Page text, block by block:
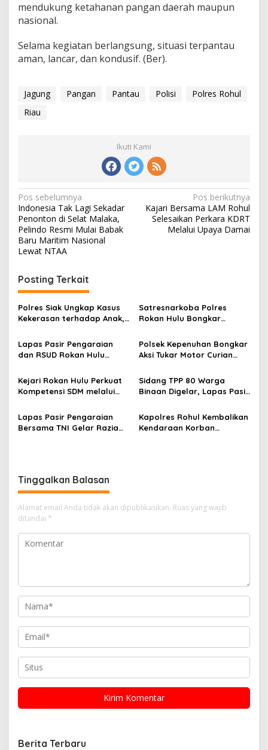
mendukung ketahanan pangan daerah maupun
nasional.
Selama kegiatan berlangsung, situasi terpantau
aman, lancar, dan kondusif. (Ber).
Jagung Pangan Pantau Polisi
Polres Rohul
Riau
Ikuti Kami
Navigasi
pos
Pos sebelumnya
Indonesia Tak Lagi Sekadar
Penonton di Selat Malaka,
Pelindo Resmi Mulai Babak
Baru Maritim Nasional
Lewat NTAA
Pos berikutnya
Kajari Bersama LAM Rohul
Selesaikan Perkara KDRT
Melalui Upaya Damai
Posting Terkait
Polres Siak Ungkap Kasus
Kekerasan terhadap Anak,
Satresnarkoba Polres
Rokan Hulu Bongkar
Pelaku Ditangkap di
Perkebunan Sawit
Lapas Pasir Pengaraian
dan RSUD Rokan Hulu
Darah untuk Kemanusiaan
Polsek Kepenuhan Bongkar
Aksi Tukar Motor Curian
Diamankan
Kejari Rokan Hulu Perkuat
Kompetensi SDM melalui
Corporate University
Bidang Perencanaan 2026
Sidang TPP 80 Warga
Binaan Digelar, Lapas Pasir
Berikan Layanan Integrasi
Transparan dan Gratis
Lapas Pasir Pengaraian
Bersama TNI Gelar Razia
Kapolres Rohul Kembalikan
Kendaraan Korban
Tinggalkan Balasan
Alamat email Anda tidak akan dipublikasikan. Ruas yang wajib
ditandai *
Berita Terbaru